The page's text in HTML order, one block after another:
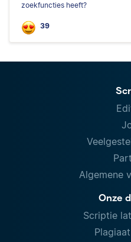
zoekfuncties heeft?
39
Algemene
Onze
Scriptie